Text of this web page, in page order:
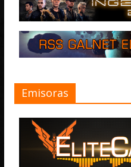
Emisoras